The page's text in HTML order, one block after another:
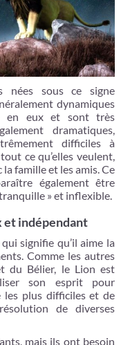
nées sous ce signe
dynamiques
en eux et sont très
dramatiques,
difficiles à
ce qu’elles veulent,
famille et les amis. Ce
également être
» et inflexible.
et indépendant
signifie qu’il aime la
Comme les autres
du Bélier, le Lion est
son esprit pour
les plus difficiles et de
de diverses
mais ils ont besoin